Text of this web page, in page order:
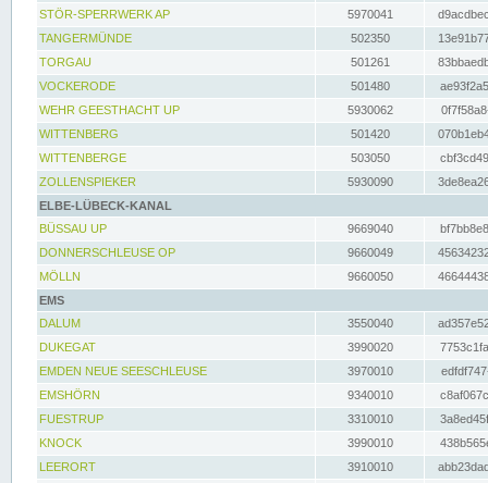
STÖR-SPERRWERK AP 5970041
TANGERMÜNDE
502350
TORGAU
501261
VOCKERODE
501480
WEHR GEESTHACHT UP
5930062
WITTENBERG
501420
WITTENBERGE
503050
ZOLLENSPIEKER
5930090
ELBE-LÜBECK-KANAL
BÜSSAU UP
9669040
DONNERSCHLEUSE OP
9660049
MÖLLN
9660050
EMS
DALUM
3550040
DUKEGAT
3990020
EMDEN NEUE SEESCHLEUSE
3970010
EMSHÖRN
9340010
FUESTRUP
3310010
KNOCK
3990010
LEERORT
3910010